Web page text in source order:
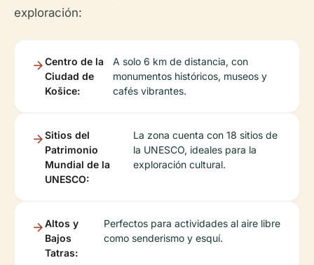
exploración:
Centro de la
Ciudad de
Košice:
A solo 6 km de distancia, con
monumentos históricos, museos y
cafés vibrantes.
Sitios del
Patrimonio
Mundial de la
UNESCO:
La zona cuenta con 18 sitios de
la UNESCO, ideales para la
exploración cultural.
Altos y
Bajos
Tatras:
Perfectos para actividades al aire libre
como senderismo y esquí.